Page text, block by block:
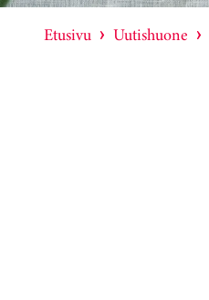
Etusivu Uutishuone